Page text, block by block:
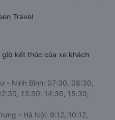
Travel
kết thúc của xe khách
- Ninh Bình: 07:30, 08:30,
13:30, 14:30, 15:30,
- Hà Nội: 9:12, 10:12,